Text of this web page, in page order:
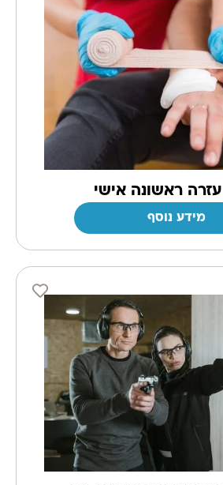
ראשונה אישי
מידע נוסף